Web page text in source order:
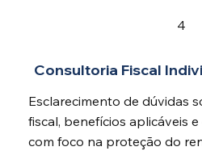
4
Consultoria Fiscal
Esclarecimento de dúvidas
fiscal, benefícios aplicáveis
com foco na proteção do